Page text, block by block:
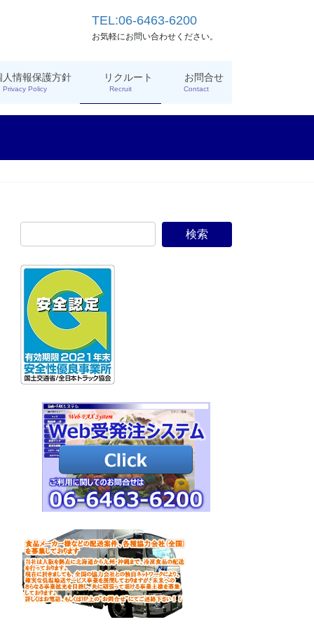
TEL:06-6463-6200
お気軽にお問い合わせください。
情報保護方針
Privacy Policy
リクルート
Recruit
お問合せ
Contact